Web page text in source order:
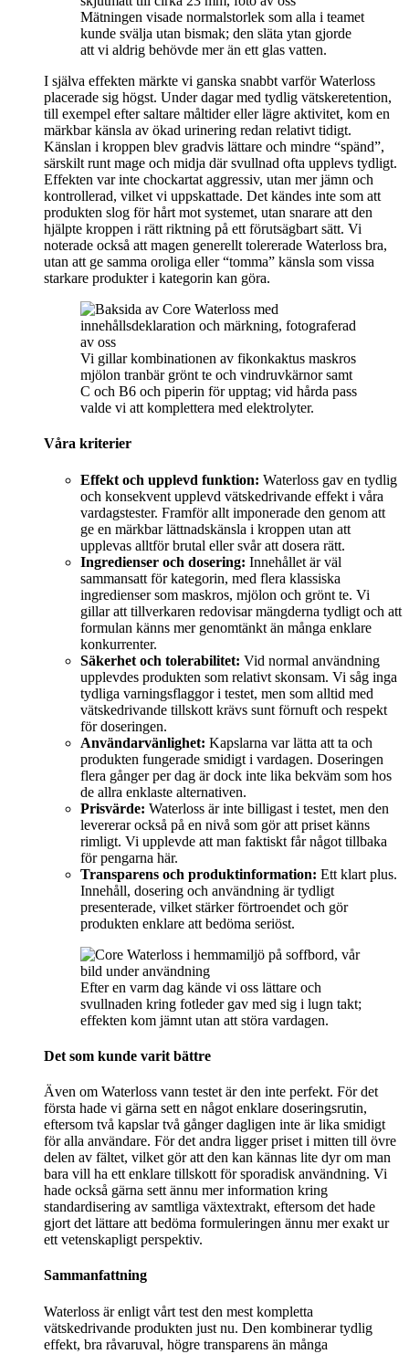
Mätningen visade normalstorlek som alla i teamet
kunde svälja utan bismak; den släta ytan gjorde
att vi aldrig behövde mer än ett glas vatten.
I själva effekten märkte vi ganska snabbt varför Waterloss
placerade sig högst. Under dagar med tydlig vätskeretention,
till exempel efter saltare måltider eller lägre aktivitet, kom en
märkbar känsla av ökad urinering redan relativt tidigt.
Känslan i kroppen blev gradvis lättare och mindre “spänd”,
särskilt runt mage och midja där svullnad ofta upplevs tydligt.
Effekten var inte chockartat aggressiv, utan mer jämn och
kontrollerad, vilket vi uppskattade. Det kändes inte som att
produkten slog för hårt mot systemet, utan snarare att den
hjälpte kroppen i rätt riktning på ett förutsägbart sätt. Vi
noterade också att magen generellt tolererade Waterloss bra,
utan att ge samma oroliga eller “tomma” känsla som vissa
starkare produkter i kategorin kan göra.
Vi gillar kombinationen av fikonkaktus maskros
mjölon tranbär grönt te och vindruvkärnor samt
C och B6 och piperin för upptag; vid hårda pass
valde vi att komplettera med elektrolyter.
Våra kriterier
Effekt och upplevd funktion: Waterloss gav en tydlig
och konsekvent upplevd vätskedrivande effekt i våra
vardagstester. Framför allt imponerade den genom att
ge en märkbar lättnadskänsla i kroppen utan att
upplevas alltför brutal eller svår att dosera rätt.
Ingredienser och dosering: Innehållet är väl
sammansatt för kategorin, med flera klassiska
ingredienser som maskros, mjölon och grönt te. Vi
gillar att tillverkaren redovisar mängderna tydligt och att
formulan känns mer genomtänkt än många enklare
konkurrenter.
Säkerhet och tolerabilitet: Vid normal användning
upplevdes produkten som relativt skonsam. Vi såg inga
tydliga varningsflaggor i testet, men som alltid med
vätskedrivande tillskott krävs sunt förnuft och respekt
för doseringen.
Användarvänlighet: Kapslarna var lätta att ta och
produkten fungerade smidigt i vardagen. Doseringen
flera gånger per dag är dock inte lika bekväm som hos
de allra enklaste alternativen.
Prisvärde: Waterloss är inte billigast i testet, men den
levererar också på en nivå som gör att priset känns
rimligt. Vi upplevde att man faktiskt får något tillbaka
för pengarna här.
Transparens och produktinformation: Ett klart plus.
Innehåll, dosering och användning är tydligt
presenterade, vilket stärker förtroendet och gör
produkten enklare att bedöma seriöst.
Efter en varm dag kände vi oss lättare och
svullnaden kring fotleder gav med sig i lugn takt;
effekten kom jämnt utan att störa vardagen.
Det som kunde varit bättre
Även om Waterloss vann testet är den inte perfekt. För det
första hade vi gärna sett en något enklare doseringsrutin,
eftersom två kapslar två gånger dagligen inte är lika smidigt
för alla användare. För det andra ligger priset i mitten till övre
delen av fältet, vilket gör att den kan kännas lite dyr om man
bara vill ha ett enklare tillskott för sporadisk användning. Vi
hade också gärna sett ännu mer information kring
standardisering av samtliga växtextrakt, eftersom det hade
gjort det lättare att bedöma formuleringen ännu mer exakt ur
ett vetenskapligt perspektiv.
Sammanfattning
Waterloss är enligt vårt test den mest kompletta
vätskedrivande produkten just nu. Den kombinerar tydlig
effekt, bra råvaruval, högre transparens än många